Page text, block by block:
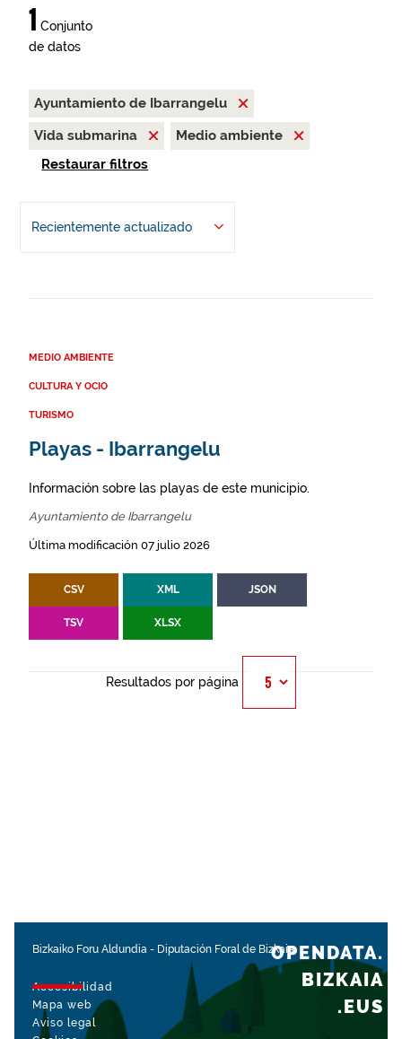
1 Conjunto
de datos
Ayuntamiento de Ibarrangelu
Vida submarina
Medio ambiente
Restaurar filtros
Recientemente actualizado
MEDIO AMBIENTE
CULTURA Y OCIO
TURISMO
Playas - Ibarrangelu
Información sobre las playas de este municipio.
Ayuntamiento de Ibarrangelu
Última modificación 07 julio 2026
CSV XML JSON
TSV XLSX
Resultados por página
Bizkaiko Foru Aldundia - Diputación Foral de Bizkaia
Accesibilidad
Mapa web
Aviso legal
OPENDATA.
BIZKAIA
.EUS